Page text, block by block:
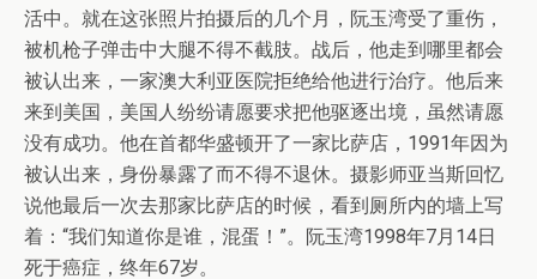
活中。就在这张照片拍摄后的几个月，阮玉湾受了重伤，
被机枪子弹击中大腿不得不截肢。战后，他走到哪里都会
被认出来，一家澳大利亚医院拒绝给他进行治疗。他后来
来到美国，美国人纷纷请愿要求把他驱逐出境，虽然请愿
没有成功。他在首都华盛顿开了一家比萨店，1991年因为
被认出来，身份暴露了而不得不退休。摄影师亚当斯回忆
说他最后一次去那家比萨店的时候，看到厕所内的墙上写
着：“我们知道你是谁，混蛋！”。阮玉湾1998年7月14日
死于癌症，终年67岁。